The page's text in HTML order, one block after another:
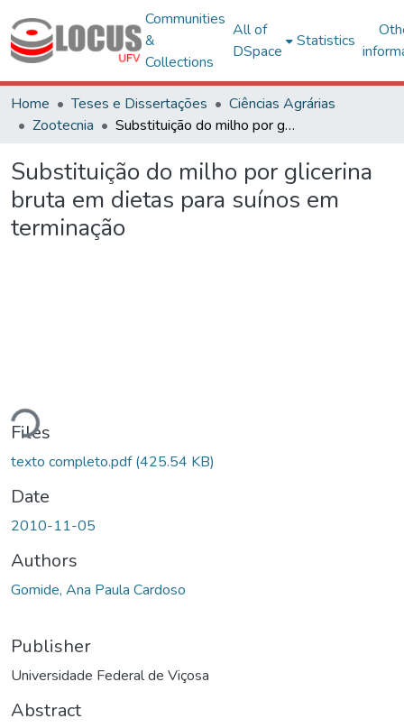
Communities
&
Collections
All of
DSpace
Statistics
Home Teses e Dissertações
Ciências Agrárias
Zootecnia
Substituição do milho por glicerina bruta em dietas para suínos em terminação
Substituição do milho por glicerina
bruta em dietas para suínos em
terminação
Files
texto completo.pdf(425.54 KB)
Date
2010-11-05
Authors
Gomide, Ana Paula Cardoso
Publisher
Universidade Federal de Viçosa
Abstract